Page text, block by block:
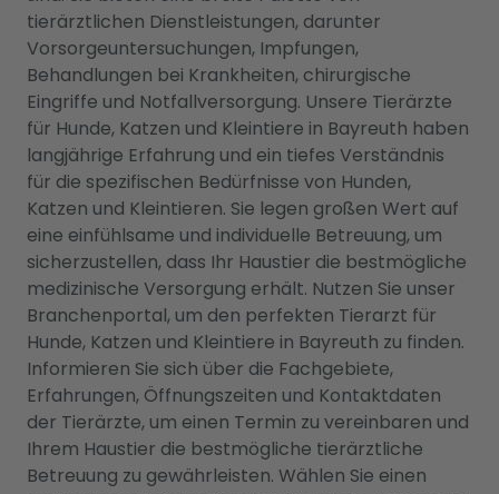
tierärztlichen Dienstleistungen, darunter
Vorsorgeuntersuchungen, Impfungen,
Behandlungen bei Krankheiten, chirurgische
Eingriffe und Notfallversorgung. Unsere Tierärzte
für Hunde, Katzen und Kleintiere in Bayreuth haben
langjährige Erfahrung und ein tiefes Verständnis
für die spezifischen Bedürfnisse von Hunden,
Katzen und Kleintieren. Sie legen großen Wert auf
eine einfühlsame und individuelle Betreuung, um
sicherzustellen, dass Ihr Haustier die bestmögliche
medizinische Versorgung erhält. Nutzen Sie unser
Branchenportal, um den perfekten Tierarzt für
Hunde, Katzen und Kleintiere in Bayreuth zu finden.
Informieren Sie sich über die Fachgebiete,
Erfahrungen, Öffnungszeiten und Kontaktdaten
der Tierärzte, um einen Termin zu vereinbaren und
Ihrem Haustier die bestmögliche tierärztliche
Betreuung zu gewährleisten. Wählen Sie einen